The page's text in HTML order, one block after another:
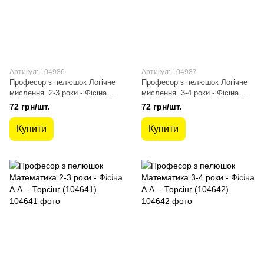
Артикул: 104986
Професор з пелюшок Логічне
мислення. 2-3 роки - Фісіна
А.А. - ТОРСІНГ (104986)
72 грн/шт.
Купити
Артикул: 104987
Професор з пелюшок Логічне
мислення. 3-4 роки - Фісіна
А.А. - ТОРСІНГ (104987)
72 грн/шт.
Купити